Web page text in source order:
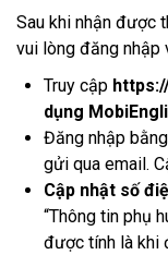
Sau khi nhận được
vui lòng đăng nhập
Truy cập
dụng
Đăng nhập bằng
gửi qua email.
Cập nhật số
“Thông tin phụ
được tính là khi